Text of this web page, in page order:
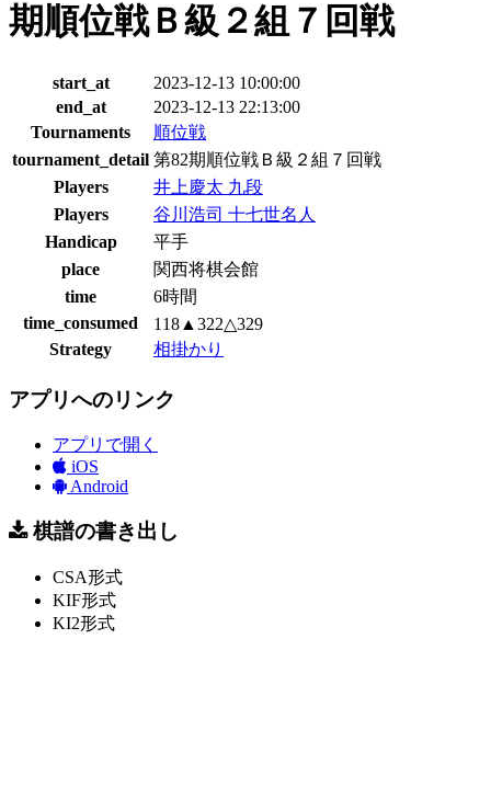
期順位戦Ｂ級２組７回戦
start_at
2023-12-13 10:00:00
end_at
2023-12-13 22:13:00
Tournaments
順位戦
tournament_detail 第82期順位戦Ｂ級２組７回戦
Players
井上慶太 九段
Players
谷川浩司 十七世名人
Handicap
平手
place
関西将棋会館
time
6時間
time_consumed
118▲322△329
Strategy
相掛かり
アプリへのリンク
アプリで開く
iOS
Android
棋譜の書き出し
CSA形式
KIF形式
KI2形式